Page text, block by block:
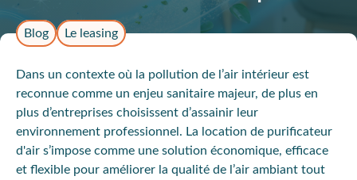
Blog Le leasing
Dans un contexte où la pollution de l’air intérieur est
reconnue comme un enjeu sanitaire majeur, de plus en
plus d’entreprises choisissent d’assainir leur
environnement professionnel. La location de purificateur
d'air s’impose comme une solution économique, efficace
et flexible pour améliorer la qualité de l’air ambiant tout